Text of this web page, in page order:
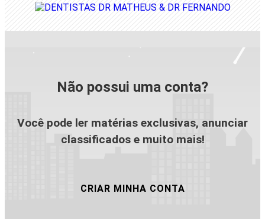
Não possui uma conta?
Você pode ler matérias exclusivas, anunciar
classificados e muito mais!
CRIAR MINHA CONTA